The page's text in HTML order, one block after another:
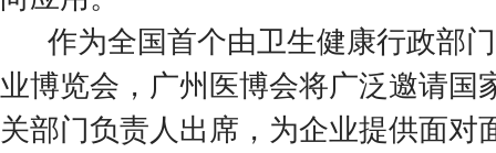
作为全国首个由卫生健康行政部
业博览会，广州医博会将广泛邀请国
关部门负责人出席，为企业提供面对